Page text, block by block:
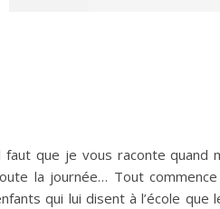
faut que je vous raconte quand
la journée… Tout
qui lui disent à l’école